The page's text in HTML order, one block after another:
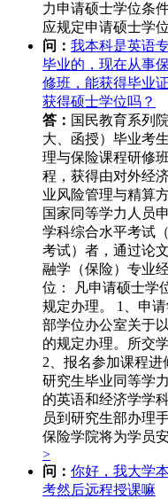
力申请硕士学位条
应规定申请硕士学位
问： 我本科是英语
毕业的，现在从事
修班，能获得毕业
获得硕士学位吗？
答： 国民教育系列
大、函授）毕业考
理与保险课程研修
程，获得由对外经
业风险管理与精算
国家同等学力人员
学科综合水平考试
考试）者，通过论
融学（保险）专业
位： 凡申请硕士学
规定办理。 1、申
部学位办公室关于
的规定办理。所交
2、报名参加课程
研究生毕业同等学
的英语和经济学学
员到研究生部办理
保险学院将为学员
>
问： 你好，我大学
考然后远程授课嘛